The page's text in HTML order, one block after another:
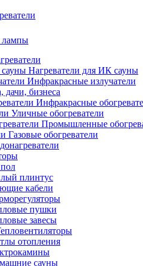
лампы
Нагреватели для ИК сауны
Инфракрасные излучатели
дачи, бизнеса
Инфракрасные
Уличные обогреватели
Промышленные
Газовые обогреватели
плинтус
кабели
пушки
завесы
отопления
сауны